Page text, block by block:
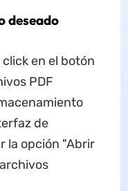
deseado
en el botón
PDF
de
la opción "Abrir